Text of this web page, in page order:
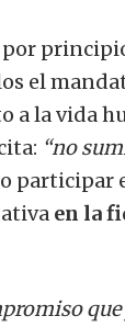
el
a la vida
“no
participar
en la